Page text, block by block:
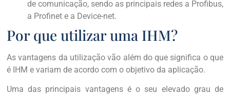
de comunicação, sendo as principais redes a Profibus,
a Profinet e a Device-net.
Por que utilizar uma IHM?
As vantagens da utilização vão além do que significa o que
é IHM e variam de acordo com o objetivo da aplicação.
Uma das principais vantagens é o seu elevado grau de